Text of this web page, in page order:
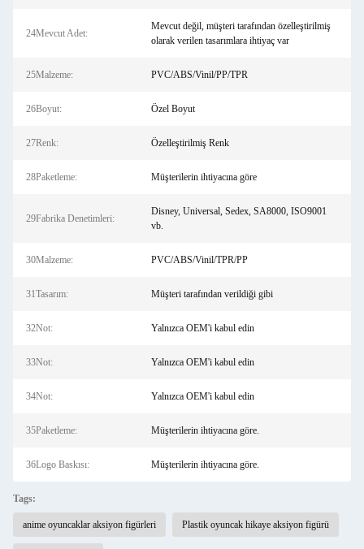
24Mevcut Adet:
Mevcut değil, müşteri tarafından özelleştirilmiş
olarak verilen tasarımlara ihtiyaç var
25Malzeme: PVC/ABS/Vinil/PP/TPR
26Boyut: Özel Boyut
27Renk: Özelleştirilmiş Renk
28Paketleme: Müşterilerin ihtiyacına göre
29Fabrika Denetimleri:
Disney, Universal, Sedex, SA8000, ISO9001
vb.
30Malzeme: PVC/ABS/Vinil/TPR/PP
31Tasarım: Müşteri tarafından verildiği gibi
32Not: Yalnızca OEM'i kabul edin
33Not: Yalnızca OEM'i kabul edin
34Not: Yalnızca OEM'i kabul edin
35Paketleme: Müşterilerin ihtiyacına göre.
36Logo Baskısı: Müşterilerin ihtiyacına göre.
Tags:
anime oyuncaklar aksiyon figürleri Plastik oyuncak hikaye aksiyon figürü